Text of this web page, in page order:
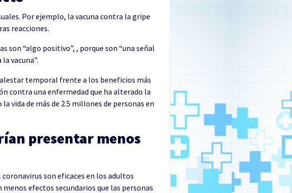
Por ejemplo, la vacuna contra la gripe
reacciones.
son “algo positivo”, , porque son “una señal
vacuna”.
temporal frente a los beneficios más
contra una enfermedad que ha alterado la
vida de más de 2.5 millones de personas en
presentar menos
son eficaces en los adultos
efectos secundarios que las personas